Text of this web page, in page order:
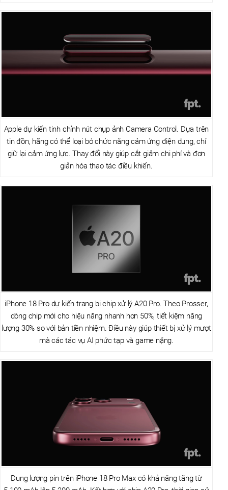
Apple dự kiến tinh chỉnh nút chụp ảnh Camera Control. Dựa trên
tin đồn, hãng có thể loại bỏ chức năng cảm ứng điện dung, chỉ
giữ lại cảm ứng lực. Thay đổi này giúp cắt giảm chi phí và đơn
giản hóa thao tác điều khiển.
iPhone 18 Pro dự kiến trang bị chip xử lý A20 Pro. Theo Prosser,
dòng chip mới cho hiệu năng nhanh hơn 50%, tiết kiệm năng
lượng 30% so với bản tiền nhiệm. Điều này giúp thiết bị xử lý mượt
mà các tác vụ AI phức tạp và game nặng.
Dung lượng pin trên iPhone 18 Pro Max có khả năng tăng từ